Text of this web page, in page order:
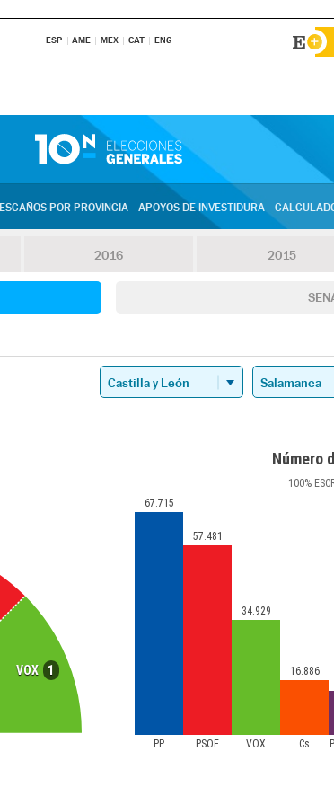
ESP AME MEX CAT ENG
ESCAÑOS POR PROVINCIA APOYOS DE INVESTIDURA
2016 2015
VOX 1
Número
100%
PP PSOE VOX Cs
67.715
57.481
34.929
16.886